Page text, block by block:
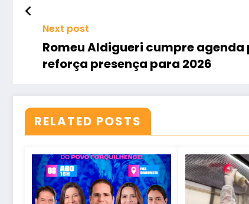
Next post
Romeu Aldigueri cumpre
reforça presença para 2026
RELATED POSTS